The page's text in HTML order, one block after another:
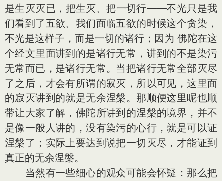
是生灭灭已，把生灭、把一切行——不光只是我
们看到了五欲、我们面临五欲的时候这个贪染，
不光是这样子，而是一切的诸行；因为 佛陀在这
个经文里面讲到的是诸行无常，讲到的不是染污
无常而已，是诸行无常。当把诸行无常全部灭尽
了之后，才会有所谓的寂灭，所以可见，这里面
的寂灭讲到的就是无余涅槃。那顺便这里呢也顺
带让大家了解，佛陀所讲到的涅槃的境界，并不
是像一般人讲的，没有染污的心行，就是可以证
涅槃了；实际上要达到说把一切灭尽，才能证到
真正的无余涅槃。
当然有一些细心的观众可能会怀疑：那么把